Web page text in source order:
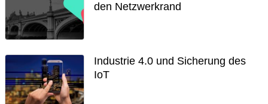
den Netzwerkrand
Industrie 4.0 und Sicherung des
IoT